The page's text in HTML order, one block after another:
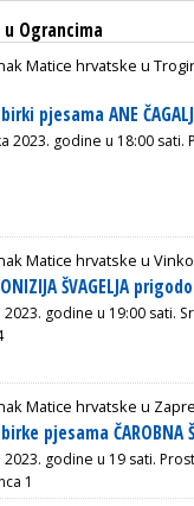
Ograncima
Matice hrvatske u
pjesama ANE ČAGALJ
2023. godine u 18:00
Matice hrvatske u
ŠVAGELJA
2023. godine u 19:00 sati.
Matice hrvatske u
pjesama
godine u 19 sati.
1